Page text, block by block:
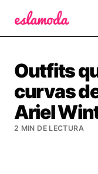
Outfits
curvas
Ariel
2 MIN DE LECTURA